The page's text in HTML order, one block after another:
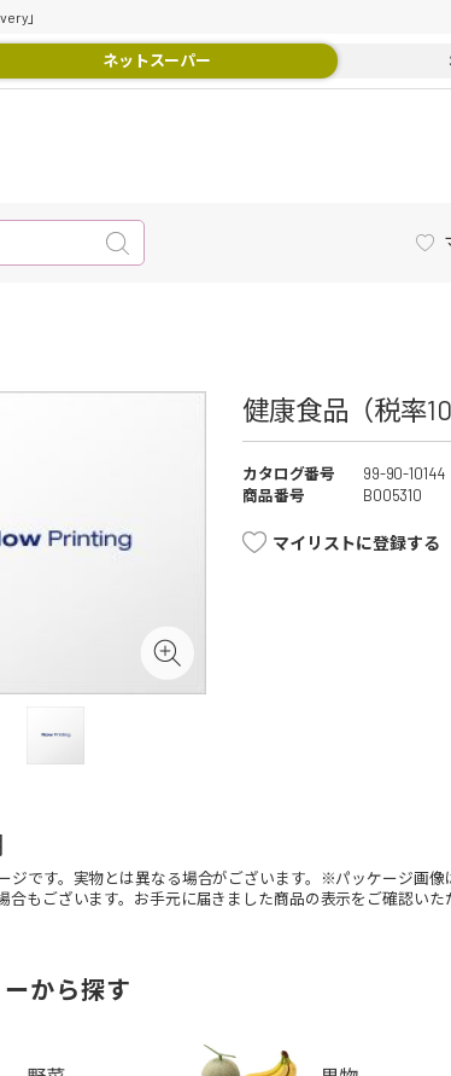
」
ネットスーパー
健康食品（税率10
カタログ番号
99-90-10144
商品番号
B005310
マイリストに登録する
ジです。実物とは異なる場合がございます。※パッケージ画
合もございます。お手元に届きました商品の表示をご確認いた
から探す